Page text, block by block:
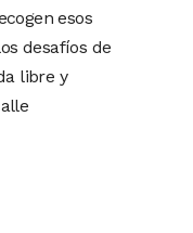
esos
desafíos de
libre y